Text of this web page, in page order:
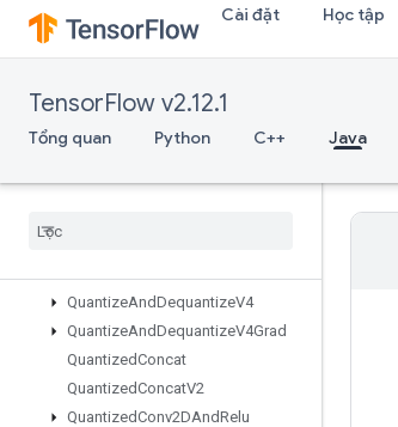
Cài đặt Học tập
TensorFlow v2.12.1
Tổng quan Python C++ Java
ParseExampleDatasetV2
ParseExampleV2
Placeholder
PlaceholderWithDefault
PrelinearizeTuple
QuantizeAndDequantizeV4
QuantizeAndDequantizeV4Grad
QuantizedConcat
QuantizedConcatV2
QuantizedConv2DAndRelu